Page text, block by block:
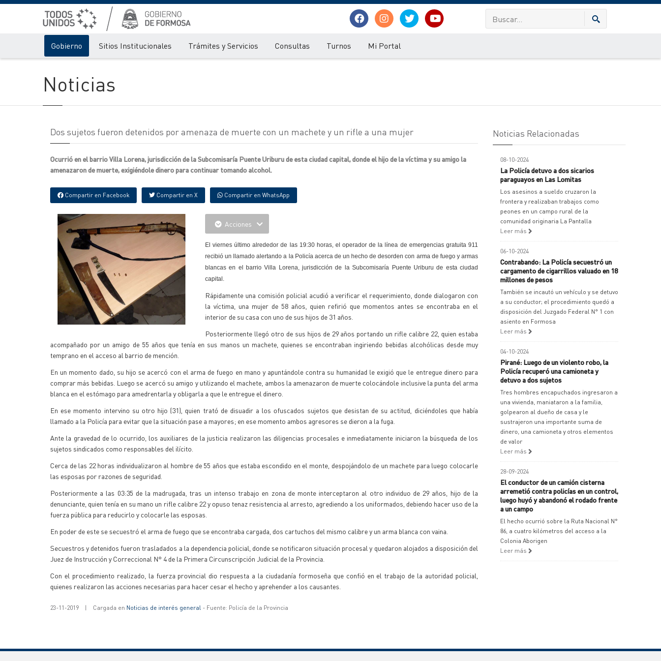
Gobierno Sitios Institucionales Trámites y Servicios Consultas Turnos Mi Portal
Noticias
Dos sujetos fueron detenidos por amenaza de muerte con un machete y un rifle a una mujer
Ocurrió en el barrio Villa Lorena, jurisdicción de la Subcomisaría Puente Uriburu de esta ciudad capital, donde el hijo de la víctima y su amigo la
amenazaron de muerte, exigiéndole dinero para continuar tomando alcohol.
Compartir en Facebook Compartir en X Compartir en WhatsApp
Acciones
El viernes último alrededor de las 19:30 horas, el operador de la línea de emergencias gratuita 911
recibió un llamado alertando a la Policía acerca de un hecho de desorden con arma de fuego y armas
blancas en el barrio Villa Lorena, jurisdicción de la Subcomisaría Puente Uriburu de esta ciudad
capital.
Rápidamente una comisión policial acudió a verificar el requerimiento, donde dialogaron con
la víctima, una mujer de 58 años, quien refirió que momentos antes se encontraba en el
interior de su casa con uno de sus hijos de 31 años.
Posteriormente llegó otro de sus hijos de 29 años portando un rifle calibre 22, quien estaba
acompañado por un amigo de 55 años que tenía en sus manos un machete, quienes se encontraban ingiriendo bebidas alcohólicas desde muy
temprano en el acceso al barrio de mención.
En un momento dado, su hijo se acercó con el arma de fuego en mano y apuntándole contra su humanidad le exigió que le entregue dinero para
comprar más bebidas. Luego se acercó su amigo y utilizando el machete, ambos la amenazaron de muerte colocándole inclusive la punta del arma
blanca en el estómago para amedrentarla y obligarla a que le entregue el dinero.
En ese momento intervino su otro hijo (31), quien trató de disuadir a los ofuscados sujetos que desistan de su actitud, diciéndoles que había
llamado a la Policía para evitar que la situación pase a mayores; en ese momento ambos agresores se dieron a la fuga.
Ante la gravedad de lo ocurrido, los auxiliares de la justicia realizaron las diligencias procesales e inmediatamente iniciaron la búsqueda de los
sujetos sindicados como responsables del ilícito.
Cerca de las 22 horas individualizaron al hombre de 55 años que estaba escondido en el monte, despojándolo de un machete para luego colocarle
las esposas por razones de seguridad.
Posteriormente a las 03:35 de la madrugada, tras un intenso trabajo en zona de monte interceptaron al otro individuo de 29 años, hijo de la
denunciante, quien tenía en su mano un rifle calibre 22 y opuso tenaz resistencia al arresto, agrediendo a los uniformados, debiendo hacer uso de la
fuerza pública para reducirlo y colocarle las esposas.
En poder de este se secuestró el arma de fuego que se encontraba cargada, dos cartuchos del mismo calibre y un arma blanca con vaina.
Secuestros y detenidos fueron trasladados a la dependencia policial, donde se notificaron situación procesal y quedaron alojados a disposición del
Juez de Instrucción y Correccional N° 4 de la Primera Circunscripción Judicial de la Provincia.
Con el procedimiento realizado, la fuerza provincial dio respuesta a la ciudadanía formoseña que confió en el trabajo de la autoridad policial,
quienes realizaron las acciones necesarias para hacer cesar el hecho y aprehender a los causantes.
23-11-2019 | Cargada en Noticias de interés general - Fuente: Policía de la Provincia
Noticias Relacionadas
08-10-2024
La Policía detuvo a dos sicarios
paraguayos en Las Lomitas
Los asesinos a sueldo cruzaron la
frontera y realizaban trabajos como
peones en un campo rural de la
comunidad originaria La Pantalla
Leer más
06-10-2024
Contrabando: La Policía secuestró un
cargamento de cigarrillos valuado en 18
millones de pesos
También se incautó un vehículo y se detuvo
a su conductor; el procedimiento quedó a
disposición del Juzgado Federal N° 1 con
asiento en Formosa
Leer más
04-10-2024
Pirané: Luego de un violento robo, la
Policía recuperó una camioneta y
detuvo a dos sujetos
Tres hombres encapuchados ingresaron a
una vivienda, maniataron a la familia,
golpearon al dueño de casa y le
sustrajeron una importante suma de
dinero, una camioneta y otros elementos
de valor
Leer más
28-09-2024
El conductor de un camión cisterna
arremetió contra policías en un control,
luego huyó y abandonó el rodado frente
a un campo
El hecho ocurrió sobre la Ruta Nacional N°
86, a cuatro kilómetros del acceso a la
Colonia Aborigen
Leer más